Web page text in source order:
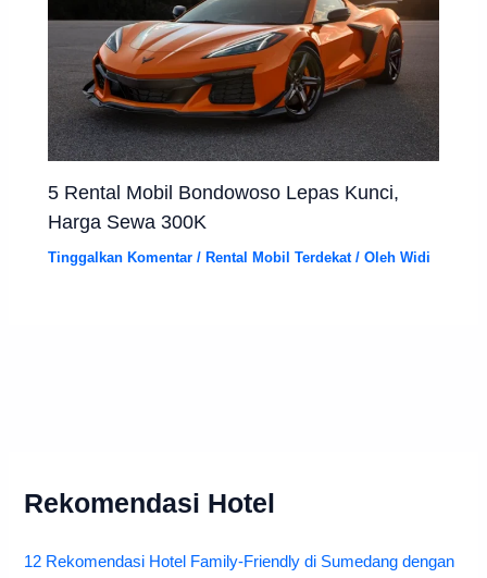
5 Rental Mobil Bondowoso Lepas Kunci,
Harga Sewa 300K
Tinggalkan Komentar / Rental Mobil Terdekat/ OlehWidi
Rekomendasi Hotel
12 Rekomendasi Hotel Family-Friendly di Sumedang dengan